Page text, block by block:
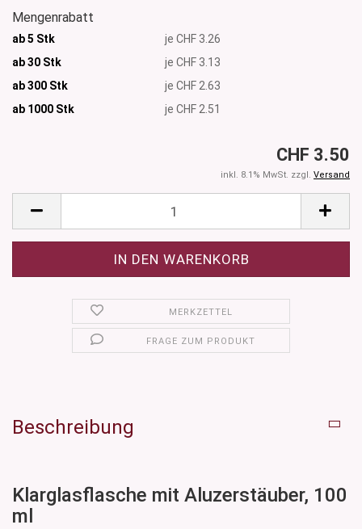
Mengenrabatt
ab 5 Stk
je CHF 3.26
ab 30 Stk
je CHF 3.13
ab 300 Stk
je CHF 2.63
ab 1000 Stk je CHF 2.51
CHF 3.50
inkl. 8.1% MwSt. zzgl. Versand
MERKZETTEL
FRAGE ZUM PRODUKT
Beschreibung
Klarglasflasche mit Aluzerstäuber, 100
ml